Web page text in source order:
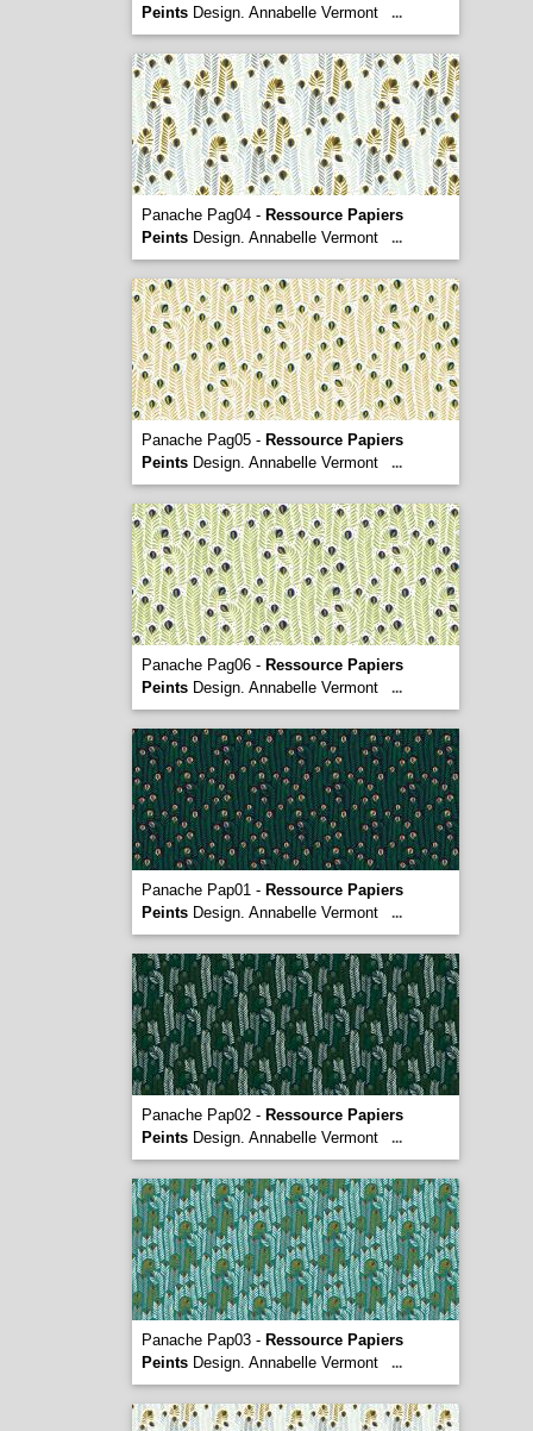
PeintsDesign. Annabelle Vermont ...
Panache Pag04 - Ressource Papiers
PeintsDesign. Annabelle Vermont ...
Panache Pag05 - Ressource Papiers
PeintsDesign. Annabelle Vermont ...
Panache Pag06 - Ressource Papiers
PeintsDesign. Annabelle Vermont ...
Panache Pap01 - Ressource Papiers
PeintsDesign. Annabelle Vermont ...
Panache Pap02 - Ressource Papiers
PeintsDesign. Annabelle Vermont ...
Panache Pap03 - Ressource Papiers
PeintsDesign. Annabelle Vermont ...